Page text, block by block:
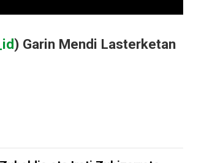
) Garin Mendi Lasterketan